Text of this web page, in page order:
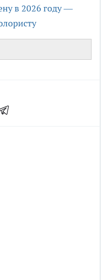
в 2026 году —